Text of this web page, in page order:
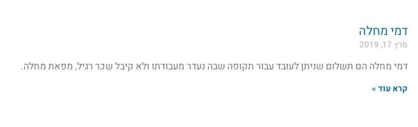
דמי מחלה
מרץ 17, 2019
דמי מחלה הם תשלום שניתן לעובד עבור תקופה שבה נעדר מעבודתו ולא קיבל שכר רגיל, מפאת מחלה.
קרא עוד »